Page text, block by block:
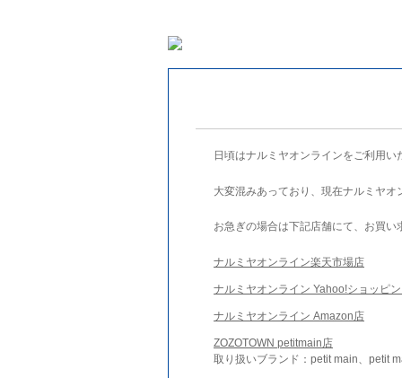
日頃はナルミヤオンラインをご利用い
大変混みあっており、現在ナルミヤオ
お急ぎの場合は下記店舗にて、お買い
ナルミヤオンライン楽天市場店
ナルミヤオンライン Yahoo!ショッピ
ナルミヤオンライン Amazon店
ZOZOTOWN petitmain店
取り扱いブランド：petit main、petit